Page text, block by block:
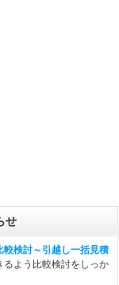
せ
較検討～引越し一括見積
るよう比較検討をしっか